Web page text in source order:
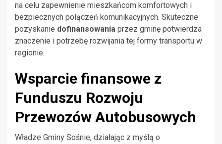
na celu zapewnienie mieszkańcom komfortowych i
bezpiecznych połączeń komunikacyjnych. Skuteczne
pozyskanie dofinansowania przez gminę potwierdza
znaczenie i potrzebę rozwijania tej formy transportu w
regionie.
Wsparcie finansowe z
Funduszu Rozwoju
Przewozów Autobusowych
Władze Gminy Sośnie, działając z myślą o